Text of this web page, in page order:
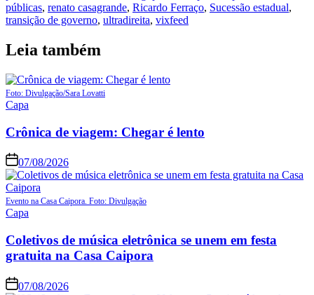
públicas, renato casagrande, Ricardo Ferraço, Sucessão estadual,
transição de governo, ultradireita, vixfeed
Leia também
Foto: Divulgação/Sara Lovatti
Capa
Crônica de viagem: Chegar é lento
07/08/2026
Evento na Casa Caipora. Foto: Divulgação
Capa
Coletivos de música eletrônica se unem em festa
gratuita na Casa Caipora
07/08/2026